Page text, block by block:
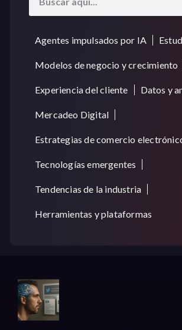
Agentes impulsados por IA
Modelos de negocio y crecimiento
Experiencia del cliente Datos y
Mercadeo Digital
Estrategias de comercio
Tecnologías emergentes
Tendencias de la industria
Herramientas y plataformas